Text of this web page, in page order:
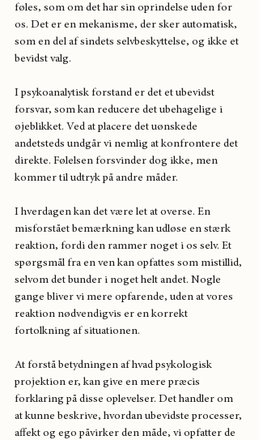
føles, som om det har sin oprindelse uden for
os. Det er en mekanisme, der sker automatisk,
som en del af sindets selvbeskyttelse, og ikke et
bevidst valg.
I psykoanalytisk forstand er det et ubevidst
forsvar, som kan reducere det ubehagelige i
øjeblikket. Ved at placere det uønskede
andetsteds undgår vi nemlig at konfrontere det
direkte. Følelsen forsvinder dog ikke, men
kommer til udtryk på andre måder.
I hverdagen kan det være let at overse. En
misforstået bemærkning kan udløse en stærk
reaktion, fordi den rammer noget i os selv. Et
spørgsmål fra en ven kan opfattes som mistillid,
selvom det bunder i noget helt andet. Nogle
gange bliver vi mere opfarende, uden at vores
reaktion nødvendigvis er en korrekt
fortolkning af situationen.
At forstå betydningen af hvad psykologisk
projektion er, kan give en mere præcis
forklaring på disse oplevelser. Det handler om
at kunne beskrive, hvordan ubevidste processer,
affekt og ego påvirker den måde, vi opfatter de